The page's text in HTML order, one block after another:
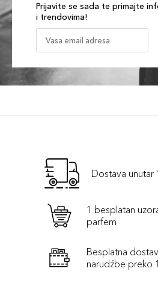
Prijavite se sada te primajte
i trendovima!
Dostava unutar
1 besplatan
parfem
Besplatna
narudźbe preko